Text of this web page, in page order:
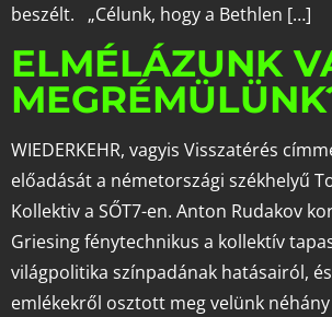
beszélt. „Célunk, hogy a Bethlen […]
ELMÉLÁZUNK
WIEDERKEHR, vagyis Visszatérés
előadását a németországi székhelyű
Kollektiv a SŐT7-en. Anton Rudakov
Griesing fénytechnikus a kollektív
világpolitika színpadának hatásairól,
emlékekről osztott meg velünk